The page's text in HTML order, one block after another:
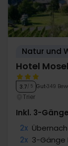
Natur und
Hotel
3.7/ 5 Gut 349
Trier
Inkl. 3-
2x
2x 3-Gänge